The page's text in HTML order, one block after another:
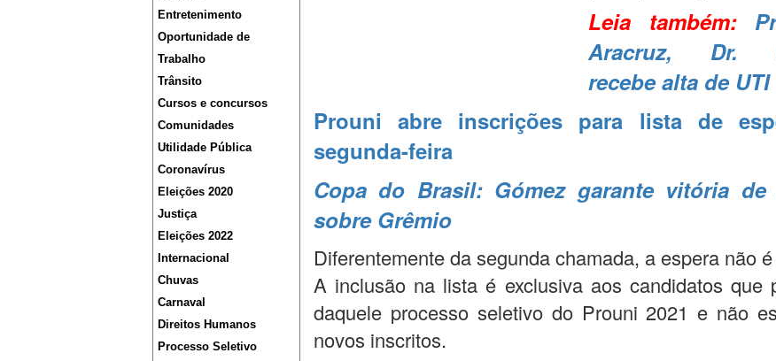
Entretenimento
Oportunidade de
Trabalho
Trânsito
Cursos e concursos
Comunidades
Utilidade Pública
Coronavírus
Eleições 2020
Justiça
Eleições 2022
Internacional
Chuvas
Carnaval
Direitos Humanos
Processo Seletivo
Leia também:
Aracruz, Dr.
recebe alta de UTI
Prouni abre inscrições para lista de
segunda-feira
Copa do Brasil: Gómez garante vitória de
sobre Grêmio
Diferentemente da segunda chamada, a espera não
A inclusão na lista é exclusiva aos candidatos que
daquele processo seletivo do Prouni 2021 e não
novos inscritos.